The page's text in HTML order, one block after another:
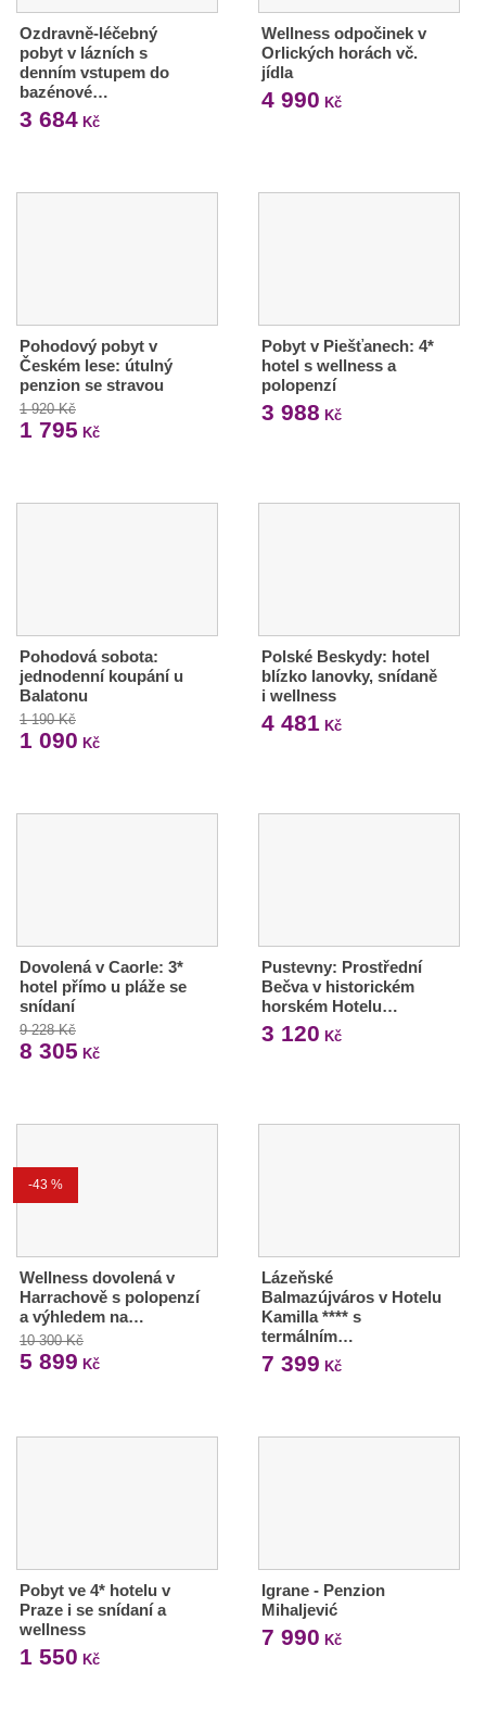
Ozdravně-léčebný
pobyt v lázních s
denním vstupem do
bazénové…
3 684 Kč
Wellness odpočinek v
Orlických horách vč.
jídla
4 990 Kč
Pohodový pobyt v
Českém lese: útulný
penzion se stravou
1 920 Kč
1 795 Kč
Pobyt v Piešťanech: 4*
hotel s wellness a
polopenzí
3 988 Kč
Pohodová sobota:
jednodenní koupání u
Balatonu
1 190 Kč
1 090 Kč
Polské Beskydy: hotel
blízko lanovky, snídaně
i wellness
4 481 Kč
Dovolená v Caorle: 3*
hotel přímo u pláže se
snídaní
9 228 Kč
8 305 Kč
Pustevny: Prostřední
Bečva v historickém
horském Hotelu…
3 120 Kč
-43 %
Wellness dovolená v
Harrachově s polopenzí
a výhledem na…
10 300 Kč
5 899 Kč
Lázeňské
Balmazújváros v Hotelu
Kamilla **** s
termálním…
7 399 Kč
Pobyt ve 4* hotelu v
Praze i se snídaní a
wellness
1 550 Kč
Igrane - Penzion
Mihaljević
7 990 Kč